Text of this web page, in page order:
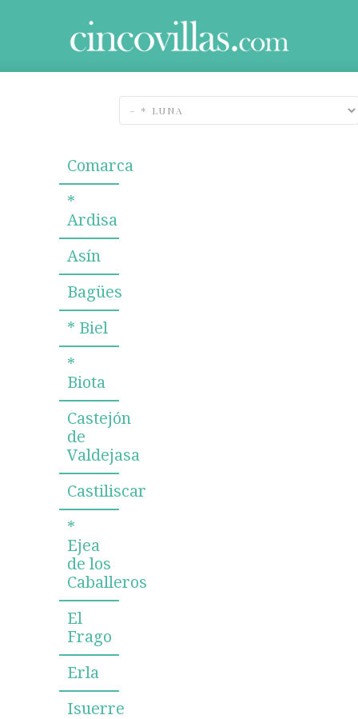
Comarca
*
Ardisa
Asín
Bagües
* Biel
*
Biota
Castejón
de
Valdejasa
Castiliscar
*
Ejea
de los
Caballeros
El
Frago
Erla
Isuerre